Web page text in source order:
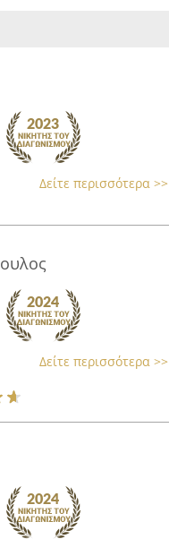
Δείτε περισσότερα >>
Δείτε περισσότερα >>